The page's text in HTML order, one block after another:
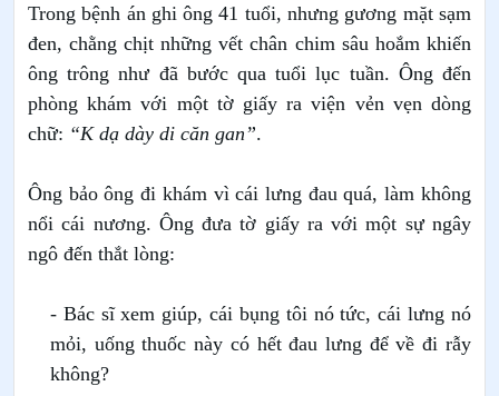
Trong bệnh án ghi ông 41 tuổi, nhưng gương mặt sạm
đen, chằng chịt những vết chân chim sâu hoắm khiến
ông trông như đã bước qua tuổi lục tuần. Ông đến
phòng khám với một tờ giấy ra viện vẻn vẹn dòng
chữ: “K dạ dày di căn gan”.
Ông bảo ông đi khám vì cái lưng đau quá, làm không
nổi cái nương. Ông đưa tờ giấy ra với một sự ngây
ngô đến thắt lòng:
- Bác sĩ xem giúp, cái bụng tôi nó tức, cái lưng nó
mỏi, uống thuốc này có hết đau lưng để về đi rẫy
không?